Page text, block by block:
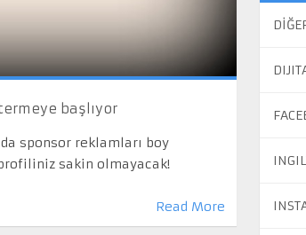
başlıyor
sponsor reklamları boy
sakin olmayacak!
Read More